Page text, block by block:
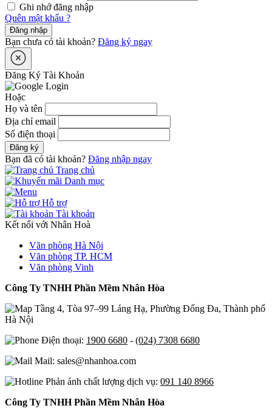
Ghi nhớ đăng nhập
Quên mật khẩu ?
Đăng nhập
Bạn chưa có tài khoản? Đăng ký ngay
Đăng Ký Tài Khoản
Hoặc
Họ và tên
Địa chỉ email
Số điện thoại
Đăng ký
Bạn đã có tài khoản? Đăng nhập ngay
Trang chủ
Danh mục
Hỗ trợ
Tài khoản
Kết nối với Nhân Hoà
Văn phòng Hà Nội
Văn phòng TP. HCM
Văn phòng Vinh
Công Ty TNHH Phần Mềm Nhân Hòa
Tầng 4, Tòa 97–99 Láng Hạ, Phường Đống Đa, Thành phố
Hà Nội
Điện thoại: 1900 6680 - (024) 7308 6680
Mail: sales@nhanhoa.com
Phản ánh chất lượng dịch vụ: 091 140 8966
Công Ty TNHH Phần Mềm Nhân Hòa